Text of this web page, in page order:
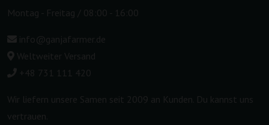
Montag - Freitag / 08:00 - 16:00
info@ganjafarmer.de
Weltweiter Versand
+48 731 111 420
Wir liefern unsere Samen seit 2009 an Kunden. Du kannst uns
vertrauen.